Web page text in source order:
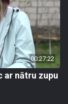
00:27:22
ar nātru zupu